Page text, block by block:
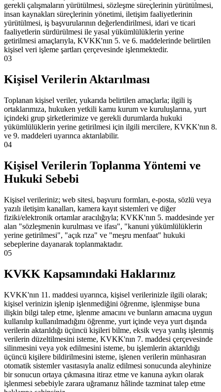
gerekli çalışmaların yürütülmesi, sözleşme süreçlerinin yürütülmesi,
insan kaynakları süreçlerinin yönetimi, iletişim faaliyetlerinin
yürütülmesi, iş başvurularının değerlendirilmesi, idari ve ticari
faaliyetlerin sürdürülmesi ile yasal yükümlülüklerin yerine
getirilmesi amaçlarıyla, KVKK'nın 5. ve 6. maddelerinde belirtilen
kişisel veri işleme şartları çerçevesinde işlenmektedir.
03
Kişisel Verilerin Aktarılması
Toplanan kişisel veriler, yukarıda belirtilen amaçlarla; ilgili iş
ortaklarımıza, hukuken yetkili kamu kurum ve kuruluşlarına, yurt
içindeki grup şirketlerimize ve gerekli durumlarda hukuki
yükümlülüklerin yerine getirilmesi için ilgili mercilere, KVKK'nın 8.
ve 9. maddeleri uyarınca aktarılabilir.
04
Kişisel Verilerin Toplanma Yöntemi ve
Hukuki Sebebi
Kişisel verileriniz; web sitesi, başvuru formları, e-posta, sözlü veya
yazılı iletişim kanalları, kamera kayıt sistemleri ve diğer
fiziki/elektronik ortamlar aracılığıyla; KVKK'nın 5. maddesinde yer
alan "sözleşmenin kurulması ve ifası", "kanuni yükümlülüklerin
yerine getirilmesi", "açık rıza" ve "meşru menfaat" hukuki
sebeplerine dayanarak toplanmaktadır.
05
KVKK Kapsamındaki Haklarınız
KVKK'nın 11. maddesi uyarınca, kişisel verilerinizle ilgili olarak;
kişisel verinizin işlenip işlenmediğini öğrenme, işlenmişse buna
ilişkin bilgi talep etme, işlenme amacını ve bunların amacına uygun
kullanılıp kullanılmadığını öğrenme, yurt içinde veya yurt dışında
verilerin aktarıldığı üçüncü kişileri bilme, eksik veya yanlış işlenmiş
verilerin düzeltilmesini isteme, KVKK'nın 7. maddesi çerçevesinde
silinmesini veya yok edilmesini isteme, bu işlemlerin aktarıldığı
üçüncü kişilere bildirilmesini isteme, işlenen verilerin münhasıran
otomatik sistemler vasıtasıyla analiz edilmesi sonucunda aleyhinize
bir sonucun ortaya çıkmasına itiraz etme ve kanuna aykırı olarak
işlenmesi sebebiyle zarara uğramanız hâlinde tazminat talep etme